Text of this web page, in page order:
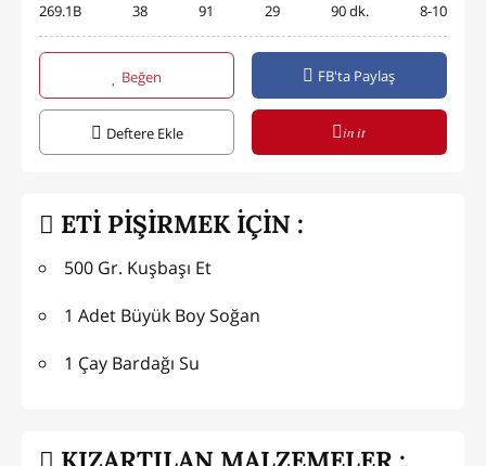
269.1B 38 91 29 90 dk. 8-10
Beğen FB'ta Paylaş
Deftere Ekle in it
ETİ PİŞİRMEK İÇİN :
500 Gr. Kuşbaşı Et
1 Adet Büyük Boy Soğan
1 Çay Bardağı Su